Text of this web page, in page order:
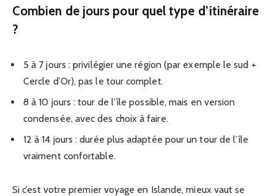
Combien de jours pour quel type d’itinéraire
?
5 à 7 jours : privilégier une région (par exemple le sud +
Cercle d’Or), pas le tour complet.
8 à 10 jours : tour de l’île possible, mais en version
condensée, avec des choix à faire.
12 à 14 jours : durée plus adaptée pour un tour de l’île
vraiment confortable.
Si c’est votre premier voyage en Islande, mieux vaut se